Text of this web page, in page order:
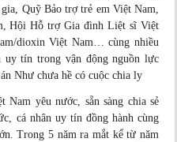
gia, Quỹ Bảo trợtrẻ emViệt Nam,
Hội Hỗ trợ Gia đình Liệt sĩ Việt
dioxin Việt Nam… cùng nhiều
uy tín trong vận động nguồn lực
Như chưa hề có cuộc chia ly
yêu nước, sẵn sàng chia sẻ
cá nhân uy tín đồng hành cùng
Trong 5 năm ra mắt kể từ năm